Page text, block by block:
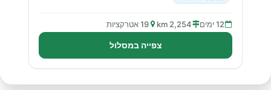
12 ימים 2,254 km 19 אטרקציות
צפייה במסלול